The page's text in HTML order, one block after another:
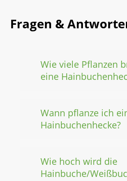
Fragen &
Wie viele Pflanzen
eine
Wann pflanze ich
Hainbuchenhecke?
Wie hoch wird die
Hainbuche/